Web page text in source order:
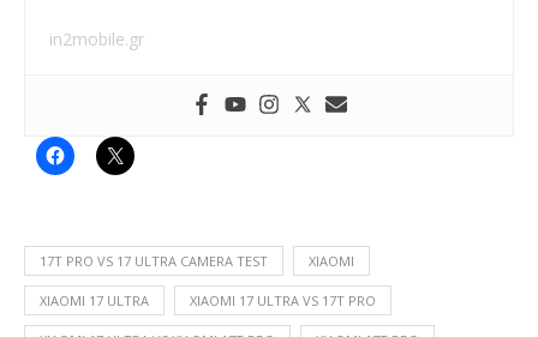
in2mobile.gr
17T PRO VS 17 ULTRA CAMERA TEST XIAOMI
XIAOMI 17 ULTRA XIAOMI 17 ULTRA VS 17T PRO